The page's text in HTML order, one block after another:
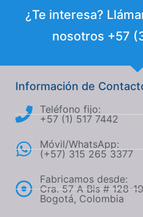
¿Te interesa?
nosotros +57
Información de
Teléfono fijo:
+57 (1) 517 7442
Móvil/WhatsApp:
(+57) 315 265 3377
Fabricamos desde:
Cra. 57 A Bis # 128-19
Bogotá, Colombia